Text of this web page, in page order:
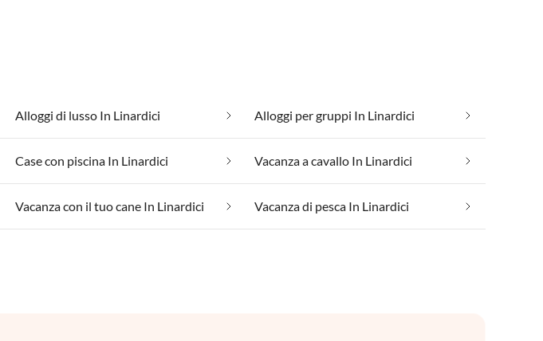
Alloggi di lusso In Linardici Alloggi per gruppi In Linardici
Case con piscina In Linardici Vacanza a cavallo In Linardici
Vacanza con il tuo cane In Linardici Vacanza di pesca In Linardici